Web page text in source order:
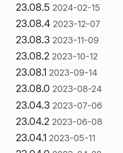
23.08.5 2024-02-15
23.08.4 2023-12-07
23.08.3 2023-11-09
23.08.2 2023-10-12
23.08.1 2023-09-14
23.08.0 2023-08-24
23.04.3 2023-07-06
23.04.2 2023-06-08
23.04.1 2023-05-11